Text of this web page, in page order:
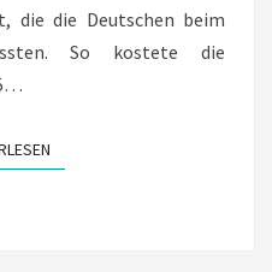
die die Deutschen beim
So kostete die
WEITERLESEN